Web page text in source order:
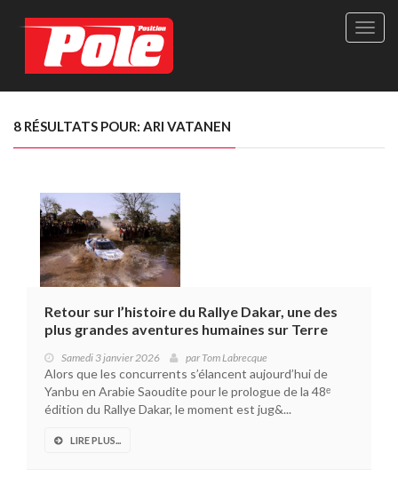
Site
Le
8 RÉSULTATS POUR: ARI VATANEN
Retour sur l’histoire du Rallye Dakar, une des
plus grandes aventures humaines sur Terre
Samedi 3 janvier 2026 par Tom Labrecque
Alors que les concurrents s’élancent aujourd’hui de
Yanbu en Arabie Saoudite pour le prologue de la 48ᵉ
édition du Rallye Dakar, le moment est jug&...
LIRE PLUS...